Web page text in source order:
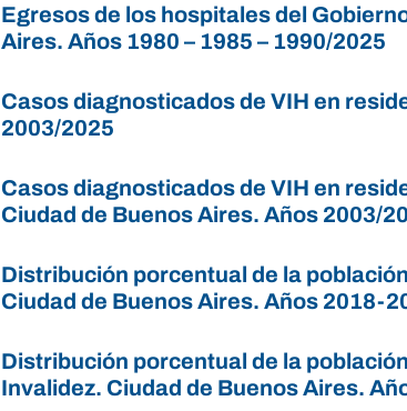
Egresos de los hospitales del
Aires. Años 1980 – 1985 – 1990/2025
Casos diagnosticados de VIH en
2003/2025
Casos diagnosticados de VIH en
Ciudad de Buenos Aires. Años 2003/
Distribución porcentual de la
Ciudad de Buenos Aires. Años 2018-
Distribución porcentual de la
Invalidez. Ciudad de Buenos Aires.